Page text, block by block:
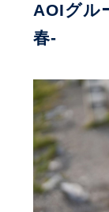
AOIグル
春-